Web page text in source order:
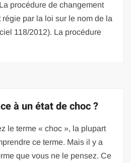
procédure de changement
par la loi sur le nom de la
118/2012). La procédure
à un état de choc ?
le terme « choc », la plupart
ce terme. Mais il y a
que vous ne le pensez. Ce